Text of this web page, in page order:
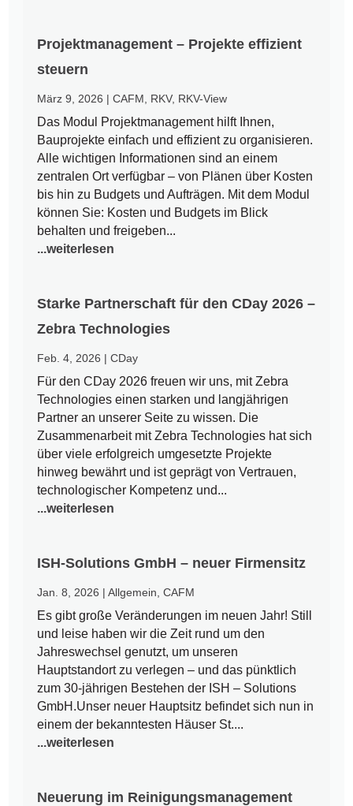
Projektmanagement – Projekte effizient
steuern
März 9, 2026 |CAFM RKV, RKV-View
Das Modul Projektmanagement hilft Ihnen,
Bauprojekte einfach und effizient zu organisieren.
Alle wichtigen Informationen sind an einem
zentralen Ort verfügbar – von Plänen über Kosten
bis hin zu Budgets und Aufträgen. Mit dem Modul
können Sie: Kosten und Budgets im Blick
behalten und freigeben...
...weiterlesen
Starke Partnerschaft für den CDay 2026 –
Zebra Technologies
Feb. 4, 2026 |CDay
Für den CDay 2026 freuen wir uns, mit Zebra
Technologies einen starken und langjährigen
Partner an unserer Seite zu wissen. Die
Zusammenarbeit mit Zebra Technologies hat sich
über viele erfolgreich umgesetzte Projekte
hinweg bewährt und ist geprägt von Vertrauen,
technologischer Kompetenz und...
...weiterlesen
ISH-Solutions GmbH – neuer Firmensitz
Jan. 8, 2026 |Allgemein ,CAFM
Es gibt große Veränderungen im neuen Jahr! Still
und leise haben wir die Zeit rund um den
Jahreswechsel genutzt, um unseren
Hauptstandort zu verlegen – und das pünktlich
zum 30-jährigen Bestehen der ISH – Solutions
GmbH.Unser neuer Hauptsitz befindet sich nun in
einem der bekanntesten Häuser St....
...weiterlesen
Neuerung im Reinigungsmanagement